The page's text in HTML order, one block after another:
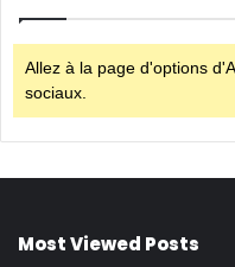
Allez à la page d'options
sociaux.
Most Viewed Posts